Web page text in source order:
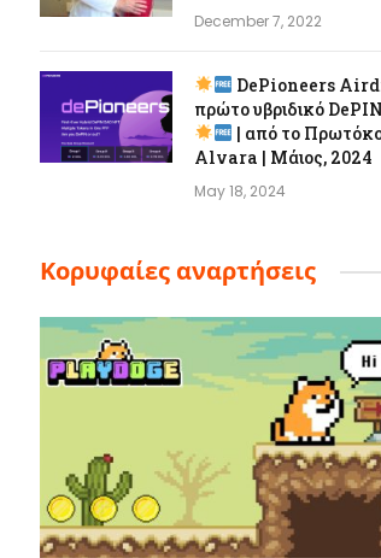
December 7, 2022
DePioneers
πρώτο υβριδικό
| από το
Alvara | Μάιος, 2024
May 18, 2024
Κορυφαίες αναρτήσεις